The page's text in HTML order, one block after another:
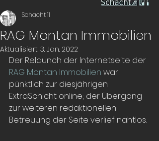
RAG Montan Immobilien
Schacht 11
Aktualisiert: 3. Jan. 2022
Der Relaunch der Internetseite der
RAG Montan Immobilien war
pünktlich zur diesjährigen
ExtraSchicht online; der Übergang
zur weiteren redaktionellen
Betreuung der Seite verlief nahtlos.